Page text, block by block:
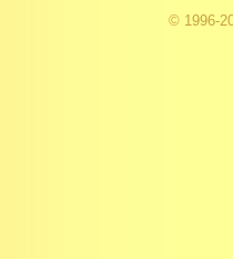
© 1996-